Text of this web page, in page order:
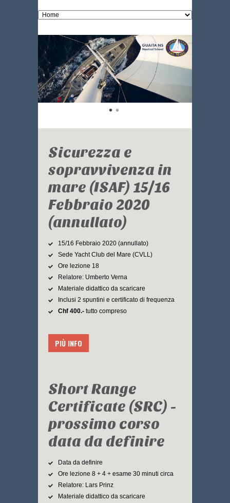
Sicurezza e
sopravvivenza in
mare (ISAF) 15/16
Febbraio 2020
(annullato)
15/16 Febbraio 2020 (annullato)
Sede Yacht Club del Mare (CVLL)
Ore lezione 18
Relatore: Umberto Verna
Materiale didattico da scaricare
Inclusi 2 spuntini e certificato di frequenza
Chf 400.- tutto compreso
PIÙ INFO
Short Range
Certificate (SRC) -
prossimo corso
data da definire
Data da definire
Ore lezione 8 + 4 + esame 30 minuti circa
Relatore: Lars Prinz
Materiale didattico da scaricare